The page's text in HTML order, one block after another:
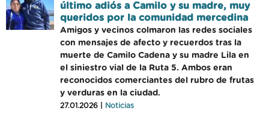
último adiós a Camilo y su madre, muy
queridos por la comunidad mercedina
Amigos y vecinos colmaron las redes sociales
con mensajes de afecto y recuerdos tras la
muerte de Camilo Cadena y su madre Lila en
el siniestro vial de la Ruta 5. Ambos eran
reconocidos comerciantes del rubro de frutas
y verduras en la ciudad.
27.01.2026 | Noticias